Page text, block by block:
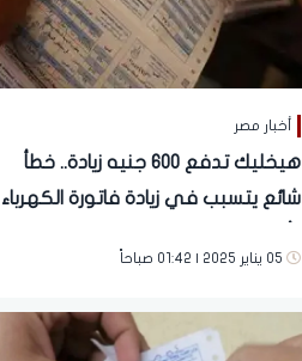
أخبار مصر
هيخليك تدفع 600 جنيه زيادة.. خطأ
شائع يتسبب في زيادة فاتورة الكهرباء
05 يناير 2025 | 01:42 صباحاً